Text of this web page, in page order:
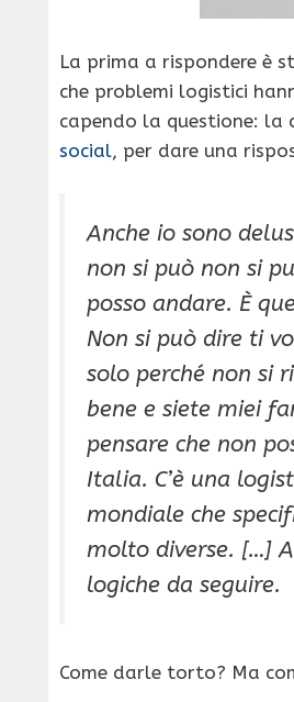
La prima a rispondere è
che problemi logistici
capendo la questione:
social, per dare una
Anche io sono
non si può non si
posso andare. È
Non si può dire ti
solo perché non si
bene e siete miei
pensare che non
Italia. C’è una
mondiale che
molto diverse. […]
logiche da seguire.
Come darle torto? Ma